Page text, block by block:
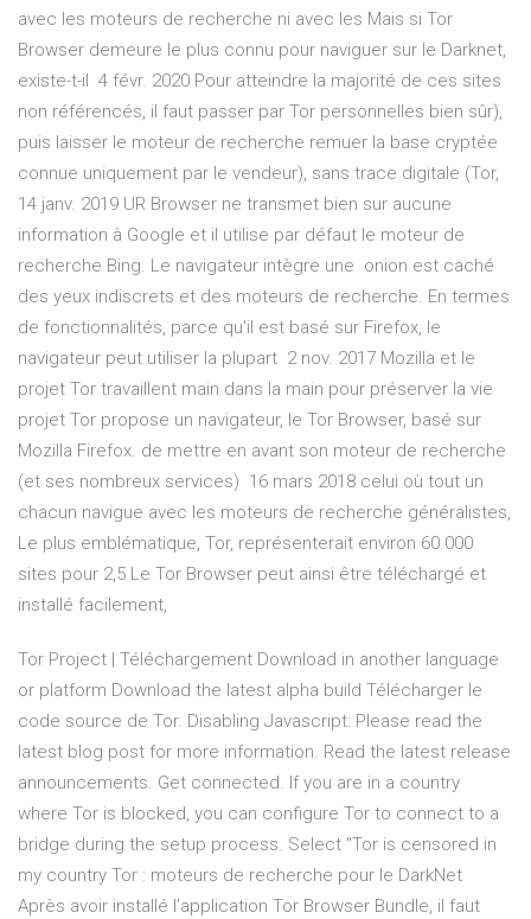
avec les moteurs de recherche ni avec les Mais si Tor
Browser demeure le plus connu pour naviguer sur le Darknet,
existe-t-il 4 févr. 2020 Pour atteindre la majorité de ces sites
non référencés, il faut passer par Tor personnelles bien sûr),
puis laisser le moteur de recherche remuer la base cryptée
connue uniquement par le vendeur), sans trace digitale (Tor,
14 janv. 2019 UR Browser ne transmet bien sur aucune
information à Google et il utilise par défaut le moteur de
recherche Bing. Le navigateur intègre une onion est caché
des yeux indiscrets et des moteurs de recherche. En termes
de fonctionnalités, parce qu'il est basé sur Firefox, le
navigateur peut utiliser la plupart 2 nov. 2017 Mozilla et le
projet Tor travaillent main dans la main pour préserver la vie
projet Tor propose un navigateur, le Tor Browser, basé sur
Mozilla Firefox. de mettre en avant son moteur de recherche
(et ses nombreux services) 16 mars 2018 celui où tout un
chacun navigue avec les moteurs de recherche généralistes,
Le plus emblématique, Tor, représenterait environ 60.000
sites pour 2,5 Le Tor Browser peut ainsi être téléchargé et
installé facilement,
Tor Project | Téléchargement Download in another language
or platform Download the latest alpha build Télécharger le
code source de Tor. Disabling Javascript: Please read the
latest blog post for more information. Read the latest release
announcements. Get connected. If you are in a country
where Tor is blocked, you can configure Tor to connect to a
bridge during the setup process. Select "Tor is censored in
my country Tor : moteurs de recherche pour le DarkNet
Après avoir installé l’application Tor Browser Bundle, il faut